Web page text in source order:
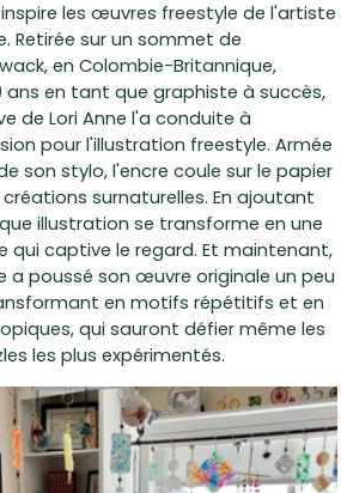
les œuvres freestyle de l'artiste
Retirée sur un sommet de
en Colombie-Britannique,
ans en tant que graphiste à succès,
de Lori Anne l'a conduite à
pour l'illustration freestyle. Armée
son stylo, l'encre coule sur le papier
surnaturelles. En ajoutant
illustration se transforme en une
qui captive le regard. Et maintenant,
a poussé son œuvre originale un peu
en motifs répétitifs et en
qui sauront défier même les
les plus expérimentés.